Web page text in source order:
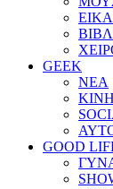
GEEK
ΝΕΑ
GOOD